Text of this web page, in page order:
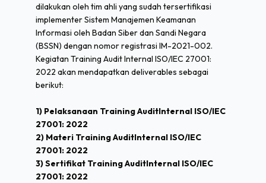
dilakukan oleh tim ahli yang sudah tersertifikasi
implementer Sistem Manajemen Keamanan
Informasi oleh Badan Siber dan Sandi Negara
(BSSN) dengan nomor registrasi IM-2021-002.
Kegiatan Training Audit Internal ISO/IEC 27001:
2022 akan mendapatkan deliverables sebagai
berikut:
1) Pelaksanaan Training AuditInternal ISO/IEC
27001: 2022
2) Materi Training AuditInternal ISO/IEC
27001: 2022
3) Sertifikat Training AuditInternal ISO/IEC
27001: 2022